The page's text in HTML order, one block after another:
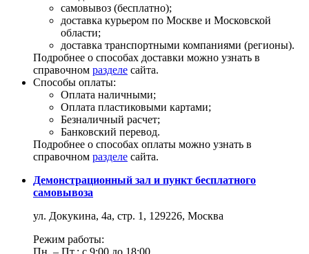
самовывоз (бесплатно);
доставка курьером по Москве и Московской
области;
доставка транспортными компаниями (регионы).
Подробнее о способах доставки можно узнать в
справочном разделе сайта.
Способы оплаты:
Оплата наличными;
Оплата пластиковыми картами;
Безналичный расчет;
Банковский перевод.
Подробнее о способах оплаты можно узнать в
справочном разделе сайта.
Демонстрационный зал и пункт бесплатного
самовывоза
ул. Докукина, 4а, стр. 1, 129226, Москва
Режим работы:
Пн. – Пт.: с 9:00 до 18:00